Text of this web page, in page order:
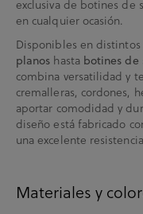
exclusiva de botines de
en cualquier ocasión.
Disponibles en
planos hasta botines de
combina versatilidad y
cremalleras, cordones,
aportar comodidad y
diseño está fabricado
una excelente
Materiales y